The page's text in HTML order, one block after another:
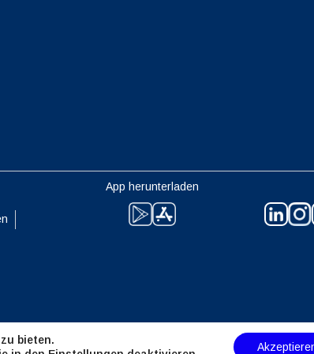
App herunterladen
- Australischer Dollar
- Pfund Sterling
- Neuseeland-Dollar
bieten.